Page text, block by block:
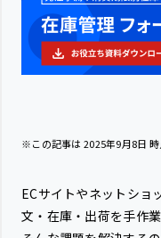
※この記事は 2025年9月8日
ECサイトやネットショ
文・在庫・出荷を手作